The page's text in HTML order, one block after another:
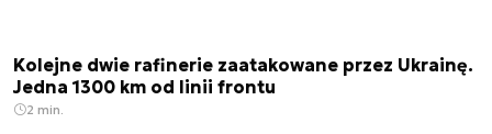
Kolejne dwie rafinerie zaatakowane przez Ukrainę.
Jedna 1300 km od linii frontu
2 min.